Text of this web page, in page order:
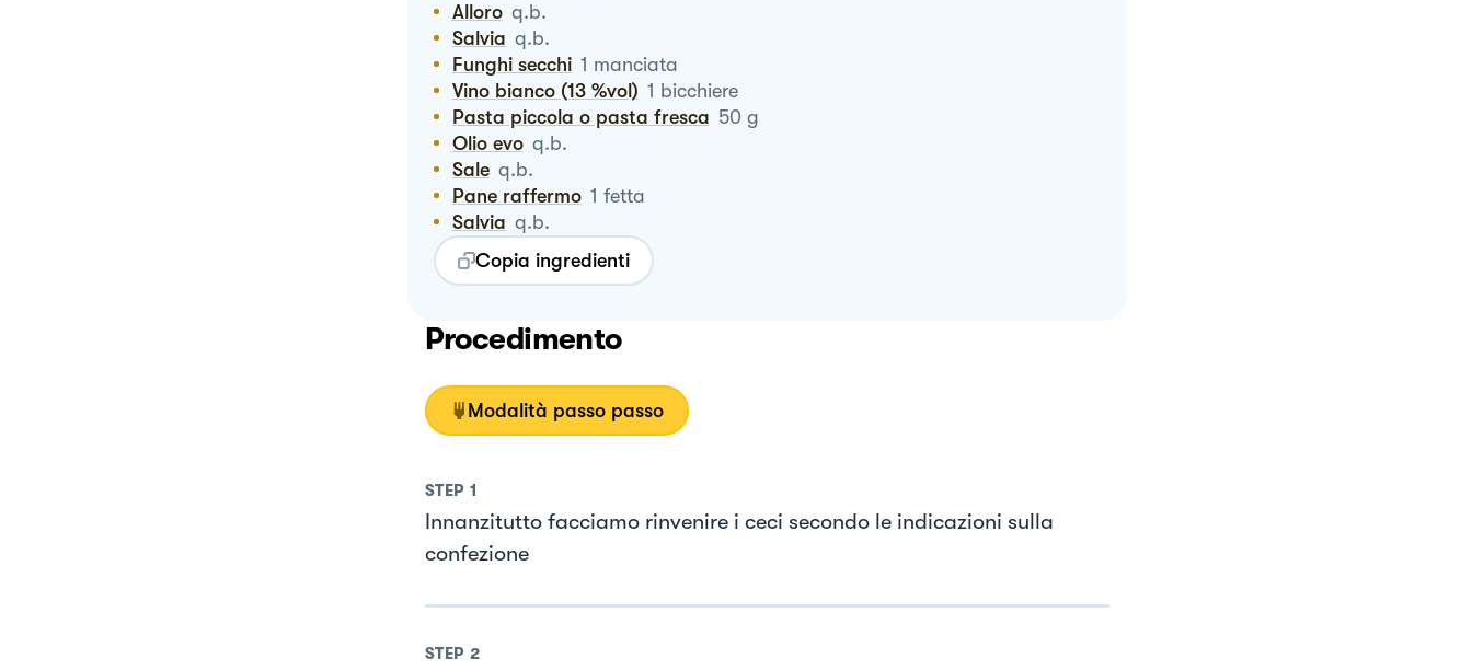
Alloro q.b.
Salvia q.b.
Funghi secchi 1 manciata
Vino bianco (13 %vol) 1 bicchiere
Pasta piccola o pasta fresca 50 g
Olio evo q.b.
Sale q.b.
Pane raffermo 1 fetta
Salvia q.b.
Copia ingredienti
Procedimento
Modalità passo passo
STEP 1
Innanzitutto facciamo rinvenire i ceci secondo le indicazioni sulla
confezione
STEP 2